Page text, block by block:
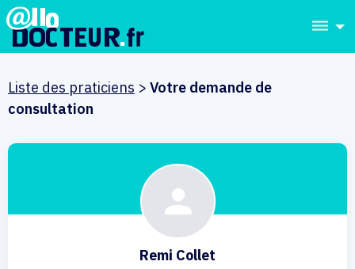
dehaze
Liste des praticiens > Votre demande de
consultation
Remi Collet